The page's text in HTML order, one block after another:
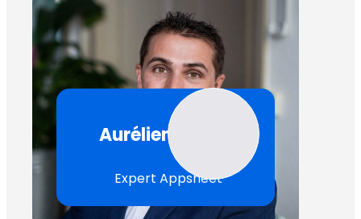
Aurélien Moyen
Expert Appsheet